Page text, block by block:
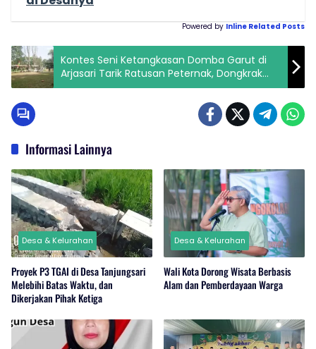
Powered by Inline Related Posts
Kontes Seni Ketangkasan Domba Garut di
Arjasari Tarik Ratusan Peternak, Dongkrak
Ekonomi Warga
Informasi Lainnya
Desa & Kelurahan
Proyek P3 TGAI di Desa Tanjungsari
Melebihi Batas Waktu, dan
Dikerjakan Pihak Ketiga
Desa & Kelurahan
Wali Kota Dorong Wisata Berbasis
Alam dan Pemberdayaan Warga